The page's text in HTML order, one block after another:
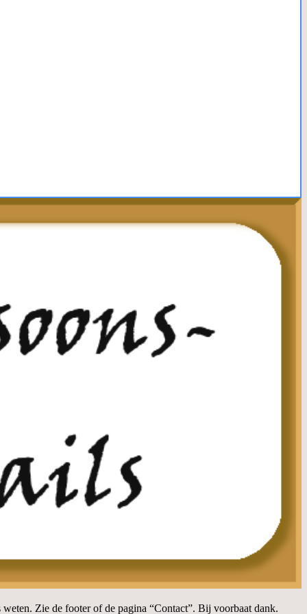
Zie de footer of de pagina “Contact”. Bij voorbaat dank.